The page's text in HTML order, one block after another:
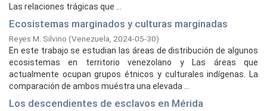
Las relacio­nes trágicas que ...
Ecosistemas marginados y culturas marginadas
Reyes M. Silvino (Venezuela, 2024-05-30)
En este trabajo se estudian las áreas de distribución de algunos
ecosistemas en territorio venezolano y Las áreas que
actualmente ocupan grupos étnicos y culturales indígenas. La
comparación de ambos muéstra una elevada ...
Los descendientes de esclavos en Mérida